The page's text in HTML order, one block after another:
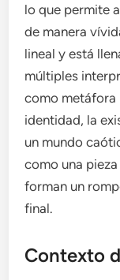
lo que permite
de manera
lineal y está
múltiples
como metáfora
identidad, la
un mundo
como una
forman un
final.
Contexto